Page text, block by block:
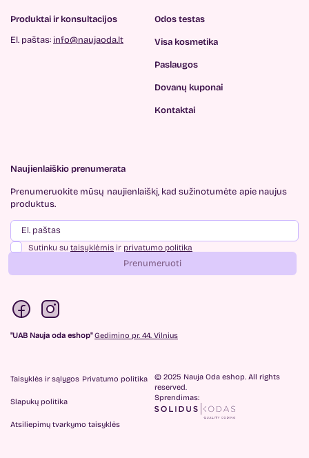
Produktai ir konsultacijos
El. paštas: info@naujaoda.lt
Odos testas
Visa kosmetika
Paslaugos
Dovanų kuponai
Kontaktai
Naujienlaiškio prenumerata
Prenumeruokite mūsų naujienlaiškį, kad sužinotumėte apie naujus
produktus.
Sutinku su taisyklėmis ir privatumo politika
Prenumeruoti
"UAB Nauja oda eshop" Gedimino pr. 44. Vilnius
Taisyklės ir sąlygos Privatumo politika
Slapukų politika
Atsiliepimų tvarkymo taisyklės
© 2025 Nauja Oda eshop. All rights
reserved.
Sprendimas: